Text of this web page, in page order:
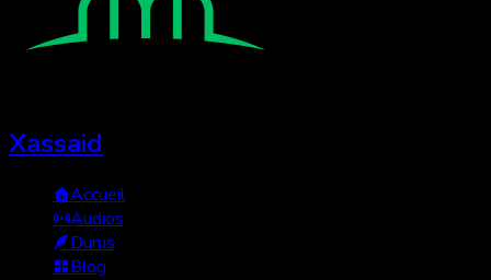
Xassaid
Accueil
Audios
Durus
Blog